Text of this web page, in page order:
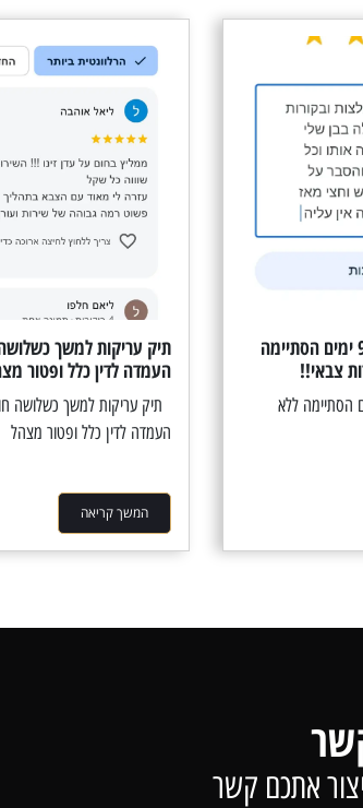
עריקות בזמן מלחמה למשך 91 ימים הסתיימה
צבאי!!
מלחמה למשך 91 ימים הסתיימה ללא
תיק עריקות למשך
העמדה לדין כלל ופטור
תיק עריקות למשך כשלושה
העמדה לדין כלל ופטור מצהל
המשך קריאה
אתכם קשר